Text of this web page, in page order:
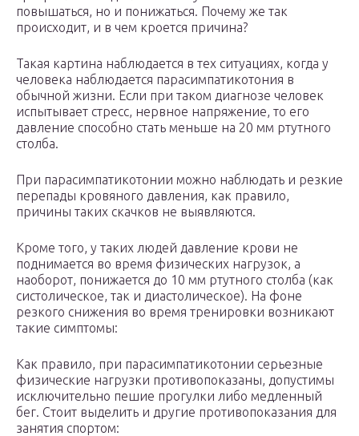
повышаться, но и понижаться. Почему же так
происходит, и в чем кроется причина?
Такая картина наблюдается в тех ситуациях, когда у
человека наблюдается парасимпатикотония в
обычной жизни. Если при таком диагнозе человек
испытывает стресс, нервное напряжение, то его
давление способно стать меньше на 20 мм ртутного
столба.
При парасимпатикотонии можно наблюдать и резкие
перепады кровяного давления, как правило,
причины таких скачков не выявляются.
Кроме того, у таких людей давление крови не
поднимается во время физических нагрузок, а
наоборот, понижается до 10 мм ртутного столба (как
систолическое, так и диастолическое). На фоне
резкого снижения во время тренировки возникают
такие симптомы:
Как правило, при парасимпатикотонии серьезные
физические нагрузки противопоказаны, допустимы
исключительно пешие прогулки либо медленный
бег. Стоит выделить и другие противопоказания для
занятия спортом: